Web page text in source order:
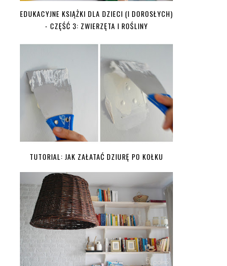
EDUKACYJNE KSIĄŻKI DLA DZIECI (I DOROSŁYCH)
- CZĘŚĆ 3: ZWIERZĘTA I ROŚLINY
TUTORIAL: JAK ZAŁATAĆ DZIURĘ PO KOŁKU